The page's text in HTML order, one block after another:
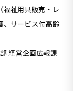
福祉用具販売・レ
、サービス付高齢
経営企画広報課